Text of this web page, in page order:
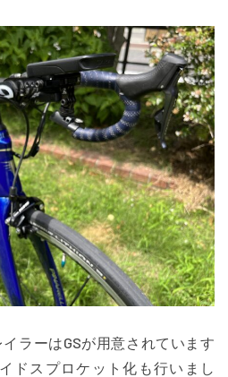
ラーはGSが用意されています
ドスプロケット化も行いまし